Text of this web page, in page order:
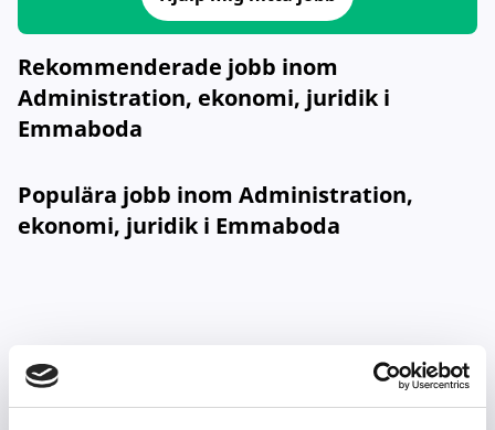
Rekommenderade jobb inom
Administration, ekonomi, juridik i
Emmaboda
Populära jobb inom Administration,
ekonomi, juridik i Emmaboda